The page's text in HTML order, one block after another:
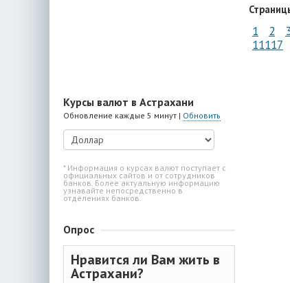
Курсы валют в Астрахани
Обновление каждые 5 минут | Обновить
* Информация о курсах валют поступает с
официальных сайтов и от сотрудников
банков. Более актуальную информацию
узнавайте непосредственно в
отделениях банков.
Опрос
Нравится ли Вам жить в
Астрахани?
1
2
11117